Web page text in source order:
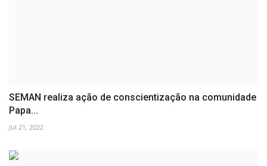
SEMAN realiza ação de conscientização na comunidade
Papa...
Jul 21, 2022